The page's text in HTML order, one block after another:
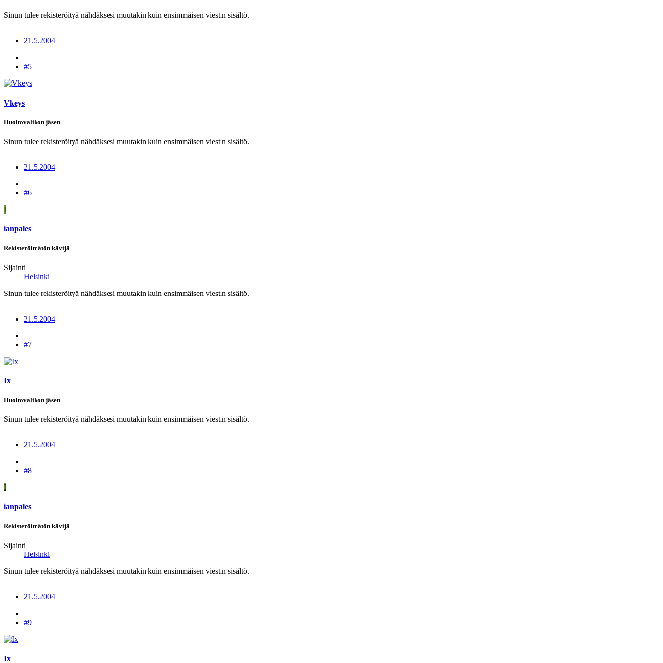
Sinun tulee rekisteröityä nähdäksesi muutakin kuin ensimmäisen viestin sisältö.
21.5.2004
#5
Vkeys
Huoltovalikon jäsen
Sinun tulee rekisteröityä nähdäksesi muutakin kuin ensimmäisen viestin sisältö.
21.5.2004
#6
I
ianpales
Rekisteröimätön kävijä
Sijainti
Helsinki
Sinun tulee rekisteröityä nähdäksesi muutakin kuin ensimmäisen viestin sisältö.
21.5.2004
#7
Ix
Huoltovalikon jäsen
Sinun tulee rekisteröityä nähdäksesi muutakin kuin ensimmäisen viestin sisältö.
21.5.2004
#8
I
ianpales
Rekisteröimätön kävijä
Sijainti
Helsinki
Sinun tulee rekisteröityä nähdäksesi muutakin kuin ensimmäisen viestin sisältö.
21.5.2004
#9
Ix